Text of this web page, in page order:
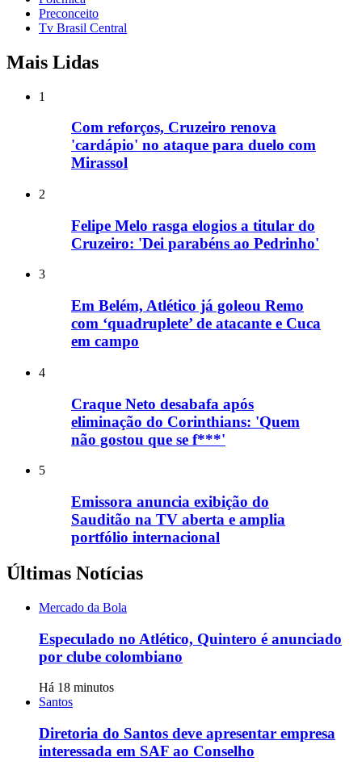
Preconceito
Tv Brasil Central
Mais Lidas
1
Com reforços, Cruzeiro renova
'cardápio' no ataque para duelo com
Mirassol
2
Felipe Melo rasga elogios a titular do
Cruzeiro: 'Dei parabéns ao Pedrinho'
3
Em Belém, Atlético já goleou Remo
com ‘quadruplete’ de atacante e Cuca
em campo
4
Craque Neto desabafa após
eliminação do Corinthians: 'Quem
não gostou que se f***'
5
Emissora anuncia exibição do
Sauditão na TV aberta e amplia
portfólio internacional
Últimas Notícias
Mercado da Bola
Especulado no Atlético, Quintero é anunciado
por clube colombiano
Há 18 minutos
Santos
Diretoria do Santos deve apresentar empresa
interessada em SAF ao Conselho